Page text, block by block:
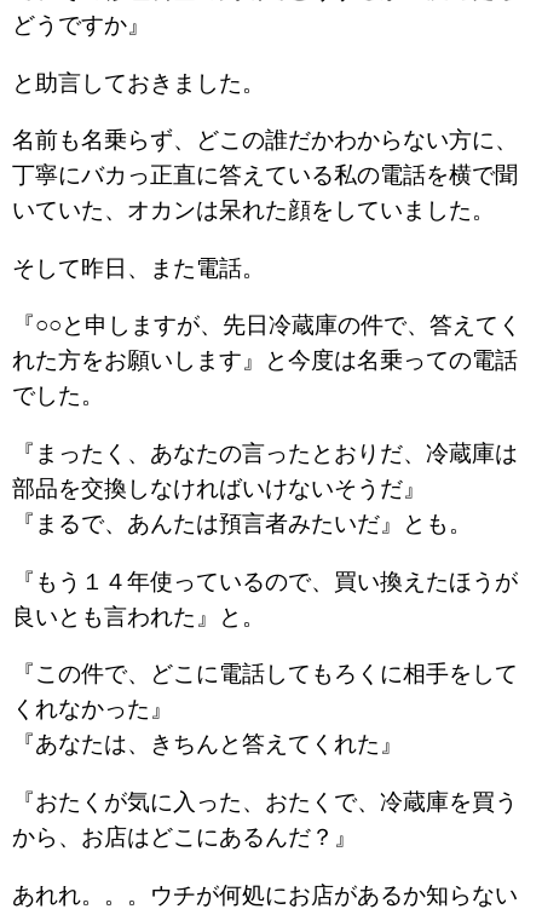
どうですか』
と助言しておきました。
名前も名乗らず、どこの誰だかわからない方に、
丁寧にバカっ正直に答えている私の電話を横で聞
いていた、オカンは呆れた顔をしていました。
そして昨日、また電話。
『○○と申しますが、先日冷蔵庫の件で、答えてく
れた方をお願いします』と今度は名乗っての電話
でした。
『まったく、あなたの言ったとおりだ、冷蔵庫は
部品を交換しなければいけないそうだ』
『まるで、あんたは預言者みたいだ』とも。
『もう１４年使っているので、買い換えたほうが
良いとも言われた』と。
『この件で、どこに電話してもろくに相手をして
くれなかった』
『あなたは、きちんと答えてくれた』
『おたくが気に入った、おたくで、冷蔵庫を買う
から、お店はどこにあるんだ？』
あれれ。。。ウチが何処にお店があるか知らない